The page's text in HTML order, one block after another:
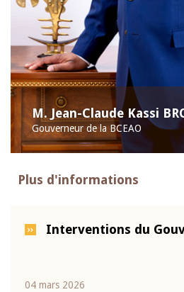
M. Jean-Claude Kassi
Gouverneur de la BCEAO
Plus d'informations
Interventions du
04 mars 2026